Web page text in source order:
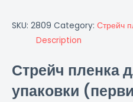
SKU: 2809 Category: Стрейч
Description
Стрейч пленка
упаковки